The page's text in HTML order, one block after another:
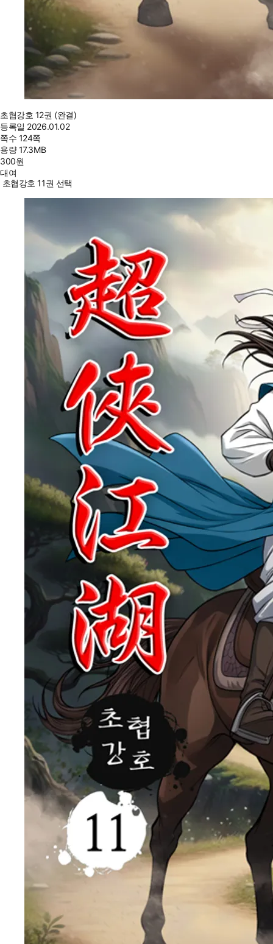
초협강호 12권 (완결)
등록일 2026.01.02
쪽수 124쪽
용량17.3MB
300원
대여
초협강호 11권 선택